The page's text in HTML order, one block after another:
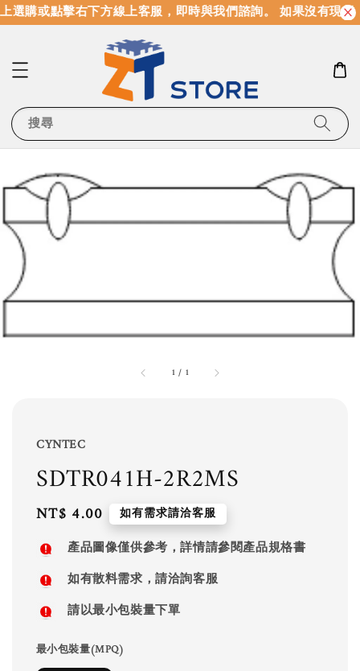
選購或點擊右下方線上客服，即時與我們諮詢。 如果沒有現貨
搜尋
1 / 1
CYNTEC
SDTR041H-2R2MS
Regular
price
NT$ 4.00 如有需求請洽客服
產品圖像僅供參考，詳情請參閱產品規格書
如有散料需求，請洽詢客服
請以最小包裝量下單
最小包裝量(MPQ)